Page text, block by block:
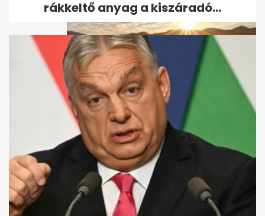
Felhő és eső nélkül jön a
melegedés: akár 35 fok is
lehet...
rákkeltő anyag a kiszáradó...